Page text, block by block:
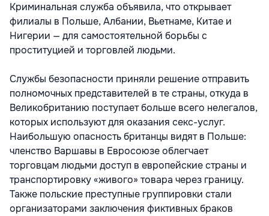
Криминальная служба объявила, что открывает
филиалы в Польше, Албании, Вьетнаме, Китае и
Нигерии — для самостоятельной борьбы с
проституцией и торговлей людьми.
Службы безопасности приняли решение отправить
полномочных представителей в те страны, откуда в
Великобританию поступает больше всего нелегалов,
которых используют для оказания секс-услуг.
Наибольшую опасность британцы видят в Польше:
членство Варшавы в Евросоюзе облегчает
торговцам людьми доступ в европейские страны и
транспортировку «живого» товара через границу.
Также польские преступные группировки стали
организаторами заключения фиктивных браков